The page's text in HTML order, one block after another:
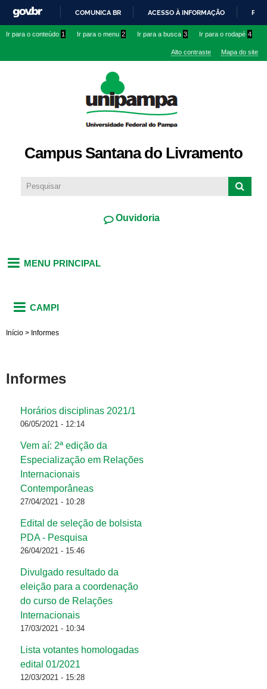
conteúdo
IR
O
COMUNICA BR ACESSO À INFORMAÇÃO
Ir para o conteúdo 1 Ir para o menu 2 Ir para a busca 3 Ir para o rodapé 4
Alto contraste Mapa do site
Campus Santana do Livramento
Ouvidoria
MENU PRINCIPAL
CAMPI
Início > Informes
Informes
Horários disciplinas 2021/1
06/05/2021 - 12:14
Vem aí: 2ª edição da
Especialização em Relações
Internacionais
Contemporâneas
27/04/2021 - 10:28
Edital de seleção de bolsista
PDA - Pesquisa
26/04/2021 - 15:46
Divulgado resultado da
eleição para a coordenação
do curso de Relações
Internacionais
17/03/2021 - 10:34
Lista votantes homologadas
edital 01/2021
12/03/2021 - 15:28
Páginas